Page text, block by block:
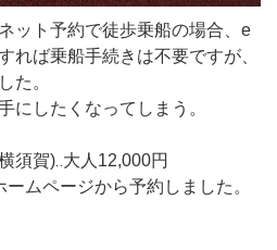
ット予約で徒歩乗船の場合、e
れば乗船手続きは不要ですが、
た。
にしたくなってしまう。
須賀)‥大人12,000円
ムページから予約しました。